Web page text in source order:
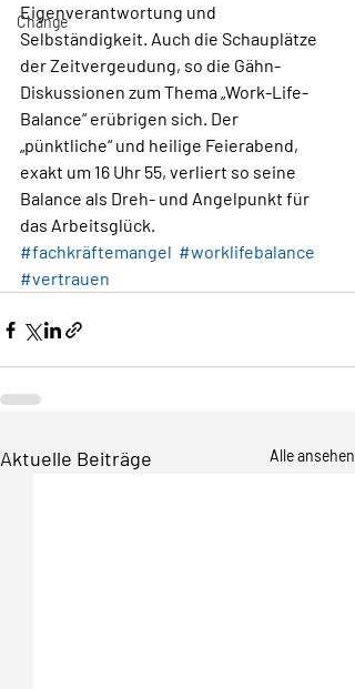
Change
Eigenverantwortung und
Selbständigkeit. Auch die Schauplätze
der Zeitvergeudung, so die Gähn-
Diskussionen zum Thema „Work-Life-
Balance“ erübrigen sich. Der
„pünktliche“ und heilige Feierabend,
exakt um 16 Uhr 55, verliert so seine
Balance als Dreh- und Angelpunkt für
das Arbeitsglück.
#fachkräftemangel #worklifebalance
#vertrauen
Aktuelle Beiträge Alle ansehen